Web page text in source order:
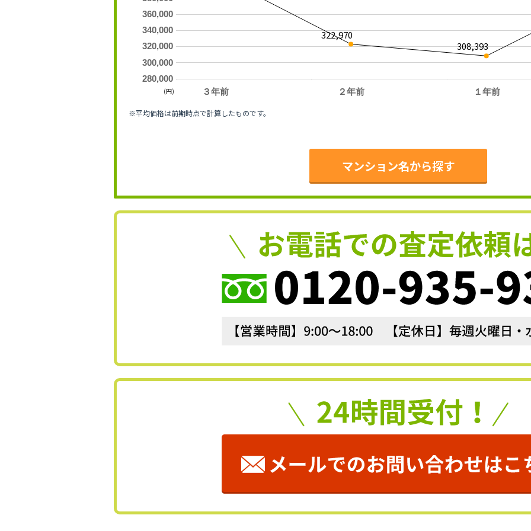
３年前 ２年前 １年前
280,000
300,000
320,000
340,000
360,000
322,970
308,393
(円)
※平均価格は前期時点で計算したものです。
マンション名から探す